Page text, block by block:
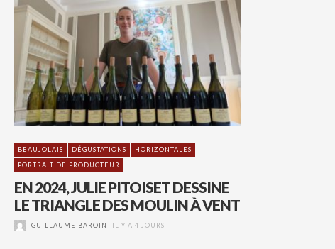
BEAUJOLAIS DÉGUSTATIONS
HORIZONTALES
PORTRAIT DE PRODUCTEUR
EN 2024, JULIE PITOISET DESSINE
LE TRIANGLE DES MOULIN À VENT
GUILLAUME BAROIN IL Y A 4 JOURS